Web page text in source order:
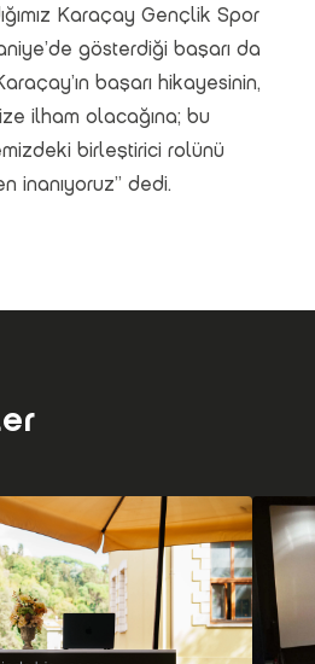
Karaçay Gençlik Spor
gösterdiği başarı da
başarı hikayesinin,
ilham olacağına; bu
birleştirici rolünü
inanıyoruz” dedi.